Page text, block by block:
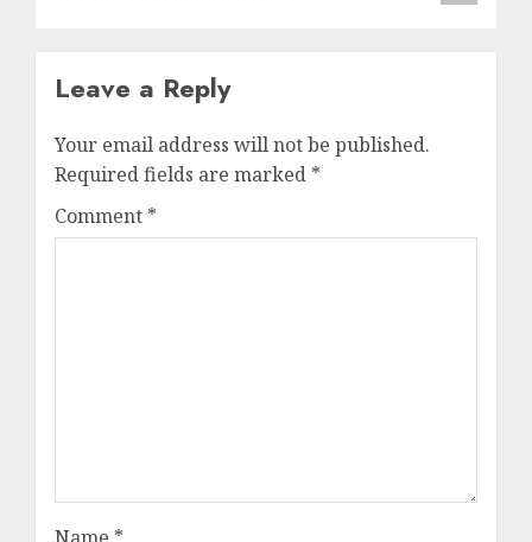
Leave a Reply
Your email address will not be published.
Required fields are marked *
Comment *